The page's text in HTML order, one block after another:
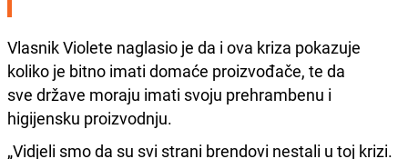
Vlasnik Violete naglasio je da i ova kriza pokazuje
koliko je bitno imati domaće proizvođače, te da
sve države moraju imati svoju prehrambenu i
higijensku proizvodnju.
„Vidjeli smo da su svi strani brendovi nestali u toj krizi.